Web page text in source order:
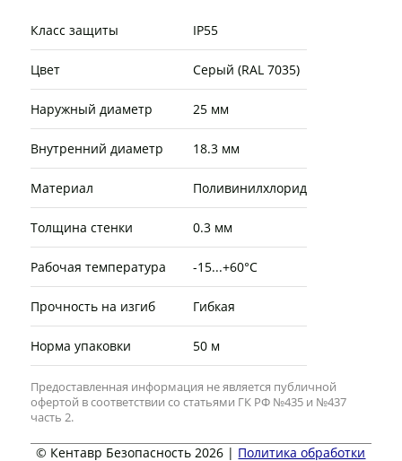
Класс защиты IP55
Цвет Серый (RAL 7035)
Наружный диаметр 25 мм
Внутренний диаметр 18.3 мм
Материал Поливинилхлорид
Толщина стенки 0.3 мм
Рабочая температура -15...+60°C
Прочность на изгиб Гибкая
Норма упаковки 50 м
Предоставленная информация не является публичной
офертой в соответствии со статьями ГК РФ №435 и №437
часть 2.
© Кентавр Безопасность 2026 | Политика обработки